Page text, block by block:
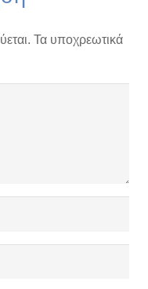
Τα υποχρεωτικά